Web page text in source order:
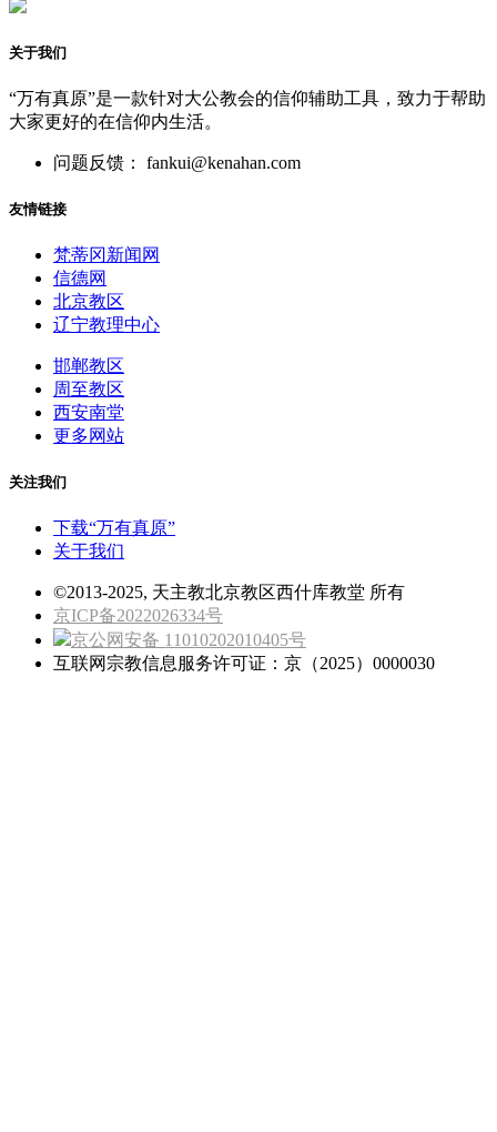
关于我们
“万有真原”是一款针对大公教会的信仰辅助工具，致力于帮助
大家更好的在信仰内生活。
问题反馈： fankui@kenahan.com
友情链接
梵蒂冈新闻网
信德网
北京教区
辽宁教理中心
邯郸教区
周至教区
西安南堂
更多网站
关注我们
下载“万有真原”
关于我们
©2013-2025, 天主教北京教区西什库教堂 所有
京ICP备2022026334号
京公网安备 11010202010405号
互联网宗教信息服务许可证：京（2025）0000030